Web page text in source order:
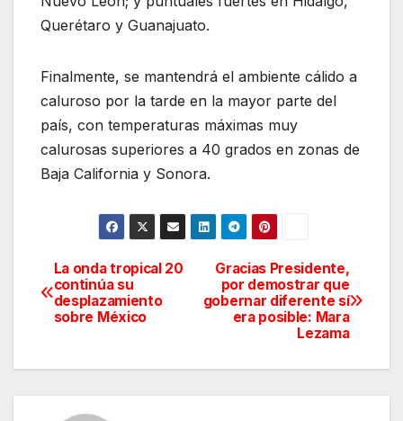
Querétaro y Guanajuato.
Finalmente, se mantendrá el ambiente cálido a
caluroso por la tarde en la mayor parte del
país, con temperaturas máximas muy
calurosas superiores a 40 grados en zonas de
Baja California y Sonora.
Navegación
de
Gracias Presidente,
por demostrar que
gobernar diferente sí
era posible: Mara
Lezama
La onda tropical 20
continúa su
desplazamiento
sobre México